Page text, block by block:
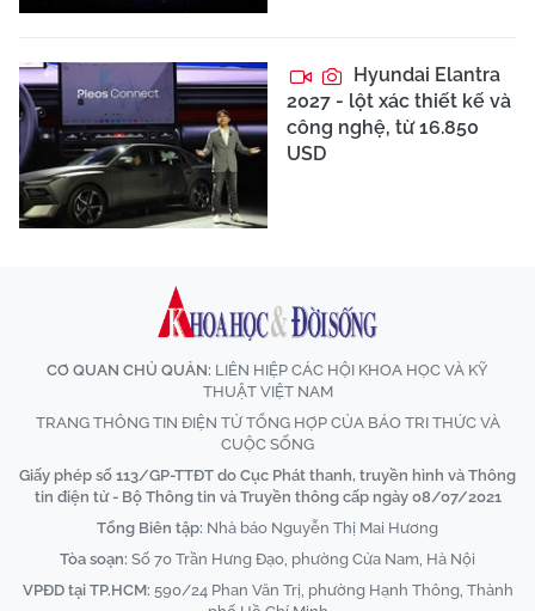
Hyundai Elantra
2027 - lột xác thiết kế và
công nghệ, từ 16.850
USD
CƠ QUAN CHỦ QUẢN: LIÊN HIỆP CÁC HỘI KHOA HỌC VÀ KỸ
THUẬT VIỆT NAM
TRANG THÔNG TIN ĐIỆN TỬ TỔNG HỢP CỦA BÁO TRI THỨC VÀ
CUỘC SỐNG
Giấy phép số 113/GP-TTĐT do Cục Phát thanh, truyền hình và Thông
tin điện tử - Bộ Thông tin và Truyền thông cấp ngày 08/07/2021
Tổng Biên tập: Nhà báo Nguyễn Thị Mai Hương
Tòa soạn: Số 70 Trần Hưng Đạo, phường Cửa Nam, Hà Nội
VPĐD tại TP.HCM: 590/24 Phan Văn Trị, phường Hạnh Thông, Thành